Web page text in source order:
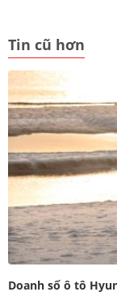
Tin cũ hơn
Doanh số ô tô